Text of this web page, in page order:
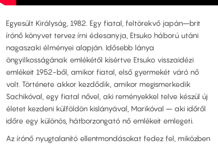
Egyesült Királyság, 1982. Egy fiatal, feltörekvő japán–brit
írónő könyvet tervez írni édesanyja, Etsuko háború utáni
nagaszaki élményei alapján. Idősebb lánya
öngyilkosságának emlékétől kísértve Etsuko visszaidézi
emlékeit 1952-ből, amikor fiatal, első gyermekét váró nő
volt. Története akkor kezdődik, amikor megismerkedik
Sachikóval, egy fiatal nővel, aki reményekkel telve készül új
életet kezdeni külföldön kislányával, Marikóval – aki időről
időre egy különös, hátborzongató nő emlékeit emlegeti.
Az írónő nyugtalanító ellentmondásokat fedez fel, miközben